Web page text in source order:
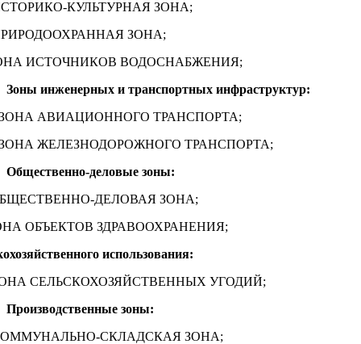
КУЛЬТУРНАЯ ЗОНА;
ЗОНА;
ИСТОЧНИКОВ ВОДОСНАБЖЕНИЯ;
Зоны инженерных и транспортных инфраструктур:
АВИАЦИОННОГО ТРАНСПОРТА;
ЖЕЛЕЗНОДОРОЖНОГО ТРАНСПОРТА;
Общественно-деловые зоны:
ДЕЛОВАЯ ЗОНА;
ОБЪЕКТОВ ЗДРАВООХРАНЕНИЯ;
использования:
СЕЛЬСКОХОЗЯЙСТВЕННЫХ УГОДИЙ;
Производственные зоны:
СКЛАДСКАЯ ЗОНА;